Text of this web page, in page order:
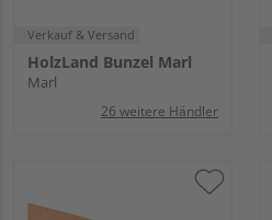
Verkauf & Versand
HolzLand Bunzel Marl
Marl
26 weitere Händler